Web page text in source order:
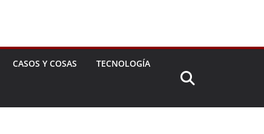
CASOS Y COSAS TECNOLOGÍA